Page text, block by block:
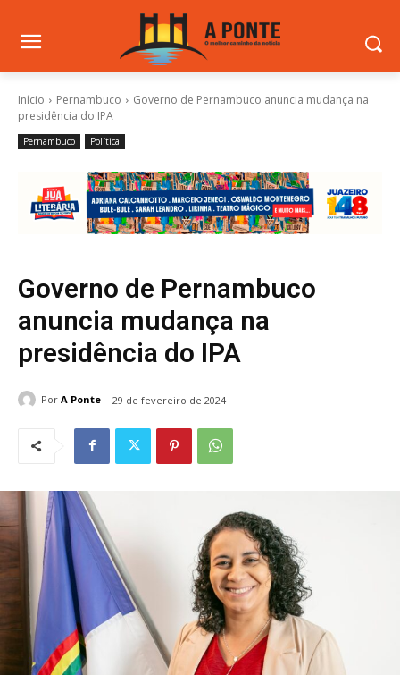
Início Pernambuco
Governo de Pernambuco anuncia mudança na
presidência do IPA
Pernambuco Política
Governo de Pernambuco
anuncia mudança na
presidência do IPA
Por A Ponte 29 de fevereiro de 2024